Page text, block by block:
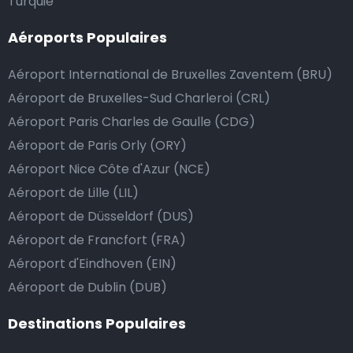
rapide possible. Si notre service répond ou même
dépasse vos attentes, vous avez bien sûr la possibilité
La manière la plus simple pour ce faire est d’arrondir
le prix de la course au montant supérieur, ou de dire
au chauffeur de ne pas rendre la monnaie après lui
avoir donné un billet plus élevé que le prix de la
course.
Combien coûte une navette d’aéroport à Albi?
L’un des plus gros avantages des transports
d’aéroport proposés par notre site web est un tarif
Aéroports Populaires
Aéroport International de Bruxelles Zaventem (BRU)
Aéroport de Bruxelles-Sud Charleroi (CRL)
Aéroport Paris Charles de Gaulle (CDG)
Aéroport de Paris Orly (ORY)
Aéroport Nice Côte d'Azur (NCE)
Aéroport de Lille (LIL)
Aéroport de Düsseldorf (DUS)
Aéroport de Francfort (FRA)
Aéroport d'Eindhoven (EIN)
Aéroport de Dublin (DUB)
Destinations Populaires